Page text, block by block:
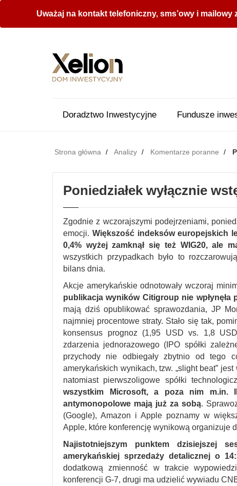
Uważaj na kontakt telefoniczny, sms’owy i
Doradztwo Inwestycyjne Fundusze
Strona główna Analizy Komentarze poranne
Poniedziałek wyłącznie
Zgodnie z wczorajszymi podejrzeniami,
emocji. Większość indeksów europejskich
0,4% wyżej zamknął się też WIG20, ale
wszystkich przypadkach było to
bilans dnia.
Akcje amerykańskie odnotowały wczoraj
publikacja wyników Citigroup nie
mają dziś opublikować sprawozdania, JP
najmniej procentowe straty. Stało się tak,
konsensus prognoz (1,95 USD vs. 1,8
zdarzenia jednorazowego (IPO spółki
przychody nie odbiegały zbytnio od tego
amerykańskich wynikach, tzw. „slight beat”
natomiast pierwszoligowe spółki
wszystkim Microsoft, a poza nim m.in.
antymonopolowe mają już za sobą.
(Google), Amazon i Apple poznamy w
Apple, które konferencję wynikową organizuje
Najistotniejszym punktem dzisiejszej
amerykańskiej sprzedaży detalicznej o
dodatkową zmienność w trakcie
konferencji G-7, drugi ma udzielić wywiadu